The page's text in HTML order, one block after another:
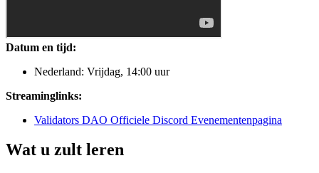
Datum en tijd:
Nederland: Vrijdag, 14:00 uur
Streaminglinks:
Validators DAO Officiele Discord Evenementenpagina
Wat u zult leren